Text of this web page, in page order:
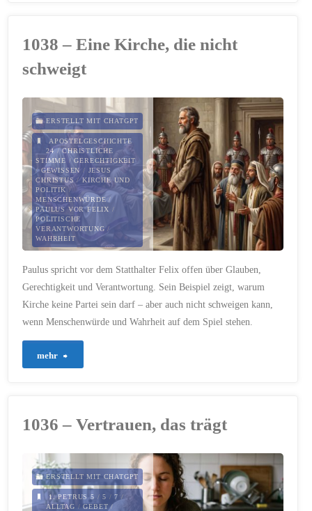
anfangen"
1038 – Eine Kirche, die nicht
schweigt
ERSTELLT MIT CHATGPT
APOSTELGESCHICHTE
24/CHRISTLICHE
STIMME /GERECHTIGKEIT
/GEWISSEN / JESUS
CHRISTUS / KIRCHE UND
POLITIK /
MENSCHENWÜRDE /
PAULUS VOR FELIX /
POLITISCHE
VERANTWORTUNG /
WAHRHEIT
Paulus spricht vor dem Statthalter Felix offen über Glauben,
Gerechtigkeit und Verantwortung. Sein Beispiel zeigt, warum
Kirche keine Partei sein darf – aber auch nicht schweigen kann,
wenn Menschenwürde und Wahrheit auf dem Spiel stehen.
mehr
die
nicht
1036 – Vertrauen, das trägt
ERSTELLT MIT CHATGPT
1. PETRUS 5 /5 /7 /
ALLTAG /GEBET/